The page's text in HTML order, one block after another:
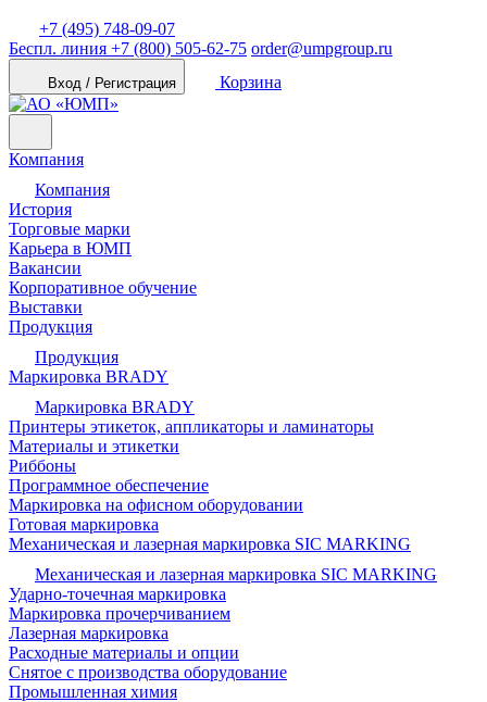
+7 (495) 748-09-07
Беспл. линия +7 (800) 505-62-75 order@umpgroup.ru
Вход / Регистрация Корзина
Компания
Компания
История
Торговые марки
Карьера в ЮМП
Вакансии
Корпоративное обучение
Выставки
Продукция
Продукция
Маркировка BRADY
Маркировка BRADY
Принтеры этикеток, аппликаторы и ламинаторы
Материалы и этикетки
Риббоны
Программное обеспечение
Маркировка на офисном оборудовании
Готовая маркировка
Механическая и лазерная маркировка SIC MARKING
Механическая и лазерная маркировка SIC MARKING
Ударно-точечная маркировка
Маркировка прочерчиванием
Лазерная маркировка
Расходные материалы и опции
Снятое с производства оборудование
Промышленная химия